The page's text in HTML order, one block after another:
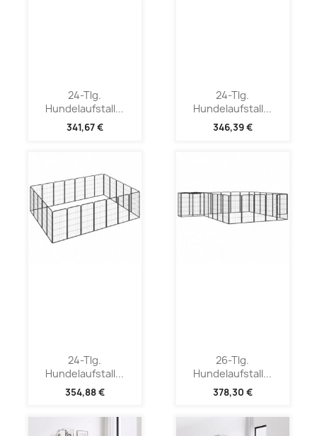
24-Tlg.
Hundelaufstall...
341,67 €
24-Tlg.
Hundelaufstall...
346,39 €
24-Tlg.
Hundelaufstall...
354,88 €
26-Tlg.
Hundelaufstall...
378,30 €